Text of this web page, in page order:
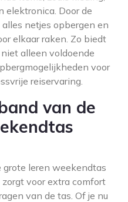
elektronica. Door de
netjes opbergen en
elkaar raken. Zo biedt
alleen voldoende
voor
reiservaring.
van de
grote leren weekendtas
voor extra comfort
van de tas. Of je nu